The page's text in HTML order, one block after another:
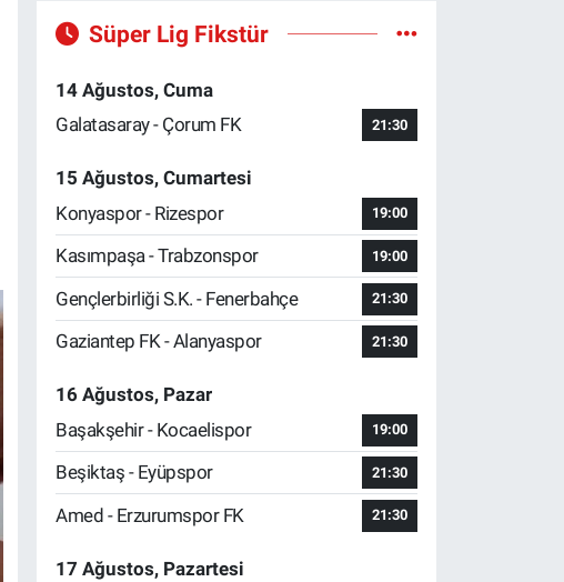
Süper Lig Fikstür
14 Ağustos, Cuma
Galatasaray - Çorum FK
21:30
15 Ağustos, Cumartesi
Konyaspor - Rizespor
19:00
Kasımpaşa - Trabzonspor 19:00
Gençlerbirliği S.K. - Fenerbahçe 21:30
Gaziantep FK - Alanyaspor 21:30
16 Ağustos, Pazar
Başakşehir - Kocaelispor
19:00
Beşiktaş - Eyüpspor 21:30
Amed - Erzurumspor FK 21:30
17 Ağustos, Pazartesi